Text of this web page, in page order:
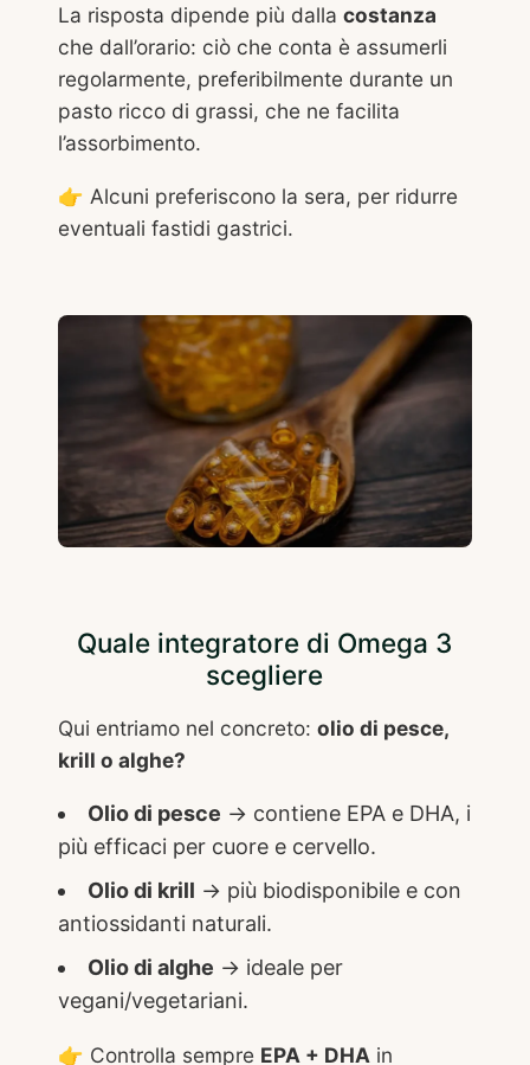
La risposta dipende più dalla costanza
che dall’orario: ciò che conta è assumerli
regolarmente, preferibilmente durante un
pasto ricco di grassi, che ne facilita
l’assorbimento.
👉 Alcuni preferiscono la sera, per ridurre
eventuali fastidi gastrici.
Quale integratore di Omega 3
scegliere
Qui entriamo nel concreto: olio di pesce,
krill o alghe?
Olio di pesce → contiene EPA e DHA, i
più efficaci per cuore e cervello.
Olio di krill → più biodisponibile e con
antiossidanti naturali.
Olio di alghe → ideale per
vegani/vegetariani.
👉 Controlla sempre EPA + DHA in